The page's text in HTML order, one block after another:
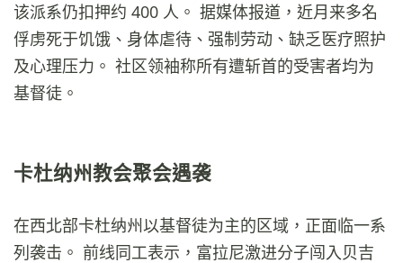
该派系仍扣押约 400 人。 据媒体报道，近月来多名
俘虏死于饥饿、身体虐待、强制劳动、缺乏医疗照护
及心理压力。 社区领袖称所有遭斩首的受害者均为
基督徒。
卡杜纳州教会聚会遇袭
在西北部卡杜纳州以基督徒为主的区域，正面临一系
列袭击。 前线同工表示，富拉尼激进分子闯入贝吉